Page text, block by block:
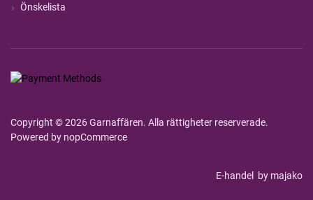
Önskelista
Copyright © 2026 Garnaffären. Alla rättigheter reserverade.
Powered by nopCommerce
E-handel by majako